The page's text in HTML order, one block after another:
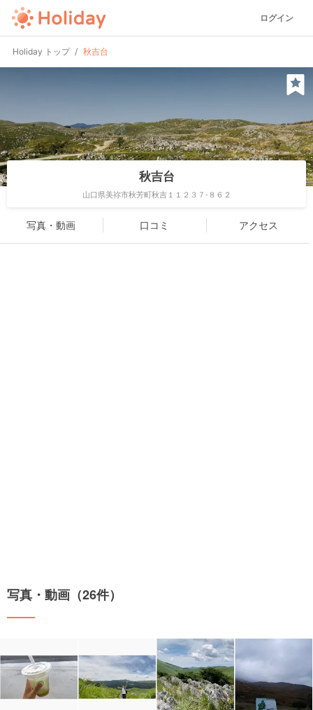
ログイン
Holiday トップ 秋吉台
秋吉台
山口県美祢市秋芳町秋吉１１２３７-８６２
写真・動画 口コミ アクセス
写真・動画（26件）